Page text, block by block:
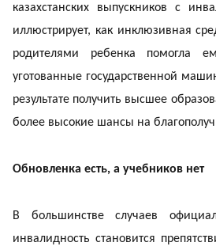
казахстанских выпускников с
иллюстрирует, как инклюзивная
родителями ребенка помогла
уготованные государственной
результате получить высшее
более высокие шансы на
Обновленка есть, а учебников нет
В большинстве случаев
инвалидность становится